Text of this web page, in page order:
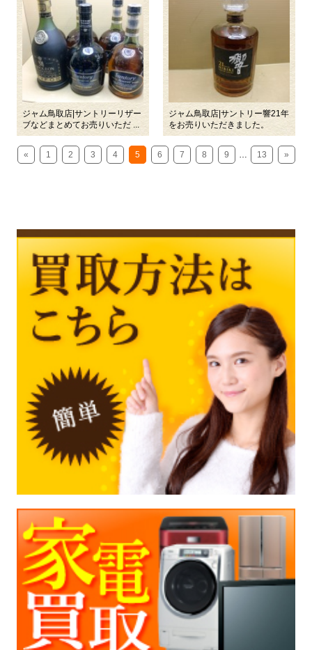
ジャム鳥取店|サントリーリザー
ブなどまとめてお売りいただ ...
ジャム鳥取店|サントリー響21年
をお売りいただきました。
« 1 2 3 4 5 6 7 8 9 13 »